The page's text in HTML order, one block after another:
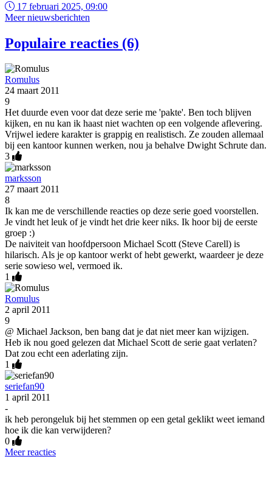
17 februari 2025, 09:00
Meer nieuwsberichten
Populaire reacties (6)
Romulus
24 maart 2011
9
Het duurde even voor dat deze serie me 'pakte'. Ben toch blijven
kijken, en nu kan ik haast niet wachten op een volgende aflevering.
Vrijwel iedere karakter is grappig en realistisch. Ze zouden allemaal
bij een kantoor kunnen werken, nou ja behalve Dwight Schrute dan.
3
marksson
27 maart 2011
8
Ik kan me de verschillende reacties op deze serie goed voorstellen.
Je vindt het leuk of je vindt het drie keer niks. Ik hoor bij de eerste
groep :)
De naiviteit van hoofdpersoon Michael Scott (Steve Carell) is
hilarisch. Als je op kantoor werkt of hebt gewerkt, waardeer je deze
serie sowieso wel, vermoed ik.
1
Romulus
2 april 2011
9
@ Michael Jackson, ben bang dat je dat niet meer kan wijzigen.
Heb ik nou goed gelezen dat Michael Scott de serie gaat verlaten?
Dat zou echt een aderlating zijn.
1
seriefan90
1 april 2011
-
ik heb perongeluk bij het stemmen op een getal geklikt weet iemand
hoe ik die kan verwijderen?
0
Meer reacties